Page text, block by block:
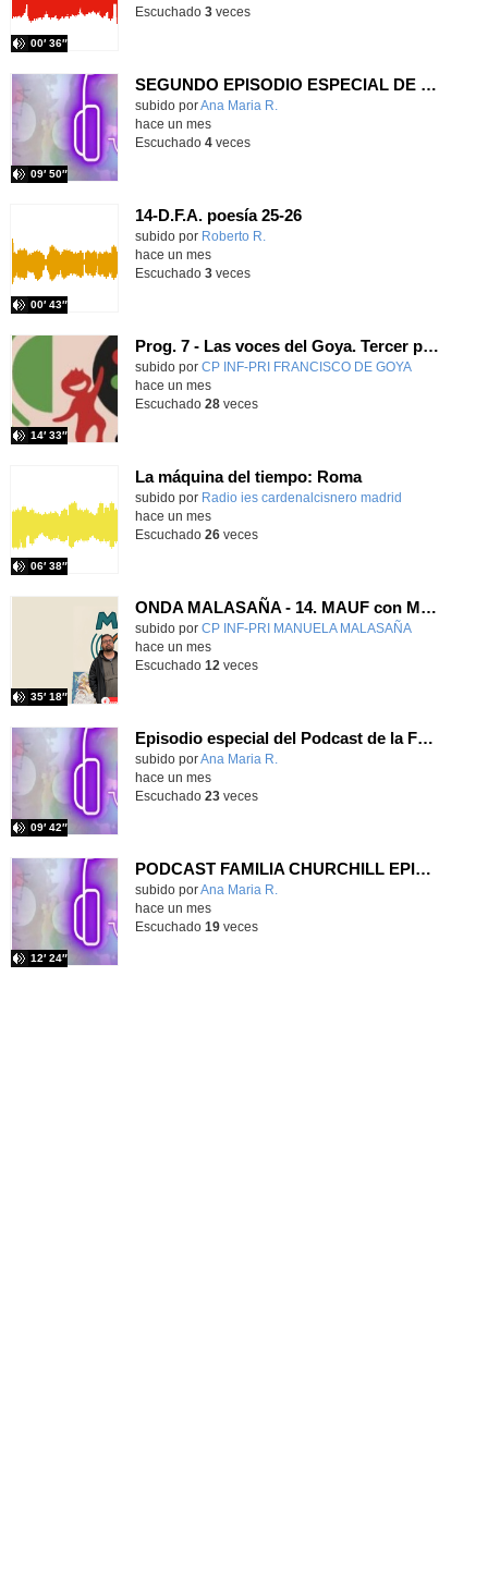
00′ 36″
Escuchado 3veces
SEGUNDO EPISODIO ESPECIAL DE LA TERCERA TEMPORADA PODCAST FAMILIA CHURCHILL
Contenido educativo.
subido porAna Maria R.
09′ 50″
hace un mes
Escuchado 4veces
14-D.F.A. poesía 25-26
Contenido educativo.
subido por Roberto R.
00′ 43″
hace un mes
Escuchado 3veces
Prog. 7 - Las voces del Goya. Tercer programa del curso 2025-26
subido por CP INF-PRI FRANCISCO DE GOYA
14′ 33″
-
hace un mes
Escuchado 28veces
La máquina del tiempo: Roma
Contenido educativo.
subido por Radio ies cardenalcisnero madrid
06′ 38″
hace un mes
Escuchado 26veces
ONDA MALASAÑA - 14. MAUF con Morse y Fressa Art
Contenido educativo.
subido por CP INF-PRI MANUELA MALASAÑA
35′ 18″
-
hace un mes
Escuchado 12 veces
Episodio especial del Podcast de la Familia Churchill
Contenido educativo.
subido porAna Maria R.
09′ 42″
hace un mes
Escuchado 23veces
PODCAST FAMILIA CHURCHILL EPISODIO 4 TEMPORADA 3
Contenido educativo.
subido porAna Maria R.
12′ 24″
hace un mes
Escuchado 19veces